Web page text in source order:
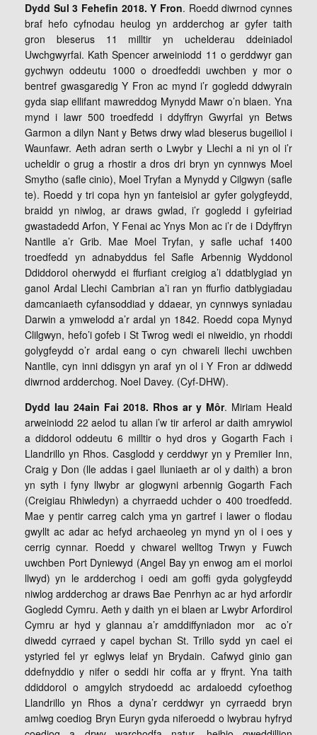
Dydd Sul 3 Fehefin 2018. Y Fron. Roedd diwrnod cynnes
braf hefo cyfnodau heulog yn ardderchog ar gyfer taith
gron bleserus 11 milltir yn uchelderau ddeiniadol
Uwchgwyrfai. Kath Spencer arweiniodd 11 o gerddwyr gan
gychwyn oddeutu 1000 o droedfeddi uwchben y mor o
bentref gwasgaredig Y Fron ac mynd i’r gogledd ddwyrain
gyda siap ellifant mawreddog Mynydd Mawr o’n blaen. Yna
mynd i lawr 500 troedfedd i ddyffryn Gwyrfai yn Betws
Garmon a dilyn Nant y Betws drwy wlad bleserus bugeiliol i
Waunfawr. Aeth adran serth o Lwybr y Llechi a ni yn ol i’r
ucheldir o grug a rhostir a dros dri bryn yn cynnwys Moel
Smytho (safle cinio), Moel Tryfan a Mynydd y Cilgwyn (safle
te). Roedd y tri copa hyn yn fanteisiol ar gyfer golygfeydd,
braidd yn niwlog, ar draws gwlad, i’r gogledd i gyfeiriad
gwastadedd Arfon, Y Fenai ac Ynys Mon ac i’r de i Ddyffryn
Nantlle a’r Grib. Mae Moel Tryfan, y safle uchaf 1400
troedfedd yn adnabyddus fel Safle Arbennig Wyddonol
Ddiddorol oherwydd ei ffurfiant creigiog a’i ddatblygiad yn
ganol Ardal Llechi Cambrian a’i ran yn ffurfio datblygiadau
damcaniaeth cyfansoddiad y ddaear, yn cynnwys syniadau
Darwin a ymwelodd a’r ardal yn 1842. Roedd copa Mynyd
Clilgwyn, hefo’i gofeb i St Twrog wedi ei niweidio, yn rhoddi
golygfeydd o’r ardal eang o cyn chwareli llechi uwchben
Nantlle, cyn inni ddisgyn yn araf yn ol i Y Fron ar ddiwedd
diwrnod ardderchog. Noel Davey. (Cyf-DHW).
Dydd Iau 24ain Fai 2018. Rhos ar y Môr. Miriam Heald
arweiniodd 22 aelod tu allan i’w tir arferol ar daith amrywiol
a diddorol oddeutu 6 milltir o hyd dros y Gogarth Fach i
Llandrillo yn Rhos. Casglodd y cerddwyr yn y Premiier Inn,
Craig y Don (lle addas i gael lluniaeth ar ol y daith) a bron
yn syth i fyny llwybr ar glogwyni arbennig Gogarth Fach
(Creigiau Rhiwledyn) a chyrraedd uchder o 400 troedfedd.
Mae y pentir carreg calch yma yn gartref i lawer o flodau
gwyllt ac adar ac hefyd archaeoleg yn mynd yn ol i oes y
cerrig cynnar. Roedd y chwarel welltog Trwyn y Fuwch
uwchben Port Dyniewyd (Angel Bay yn enwog am ei morloi
llwyd) yn le ardderchog i oedi am goffi gyda golygfeydd
niwlog ardderchog ar draws Bae Penrhyn ac ar hyd arfordir
Gogledd Cymru. Aeth y daith yn ei blaen ar Lwybr Arfordirol
Cymru ar hyd y glannau a’r amddiffyniadon mor ac o’r
diwedd cyrraed y capel bychan St. Trillo sydd yn cael ei
ystyried fel yr eglwys leiaf yn Brydain. Cafwyd ginio gan
ddefnyddio y nifer o seddi hir coffa ar y ffrynt. Yna taith
ddiddorol o amgylch strydoedd ac ardaloedd cyfoethog
Llandrillo yn Rhos a dyna’r cerddwyr yn cyrraedd bryn
amlwg coediog Bryn Euryn gyda niferoedd o lwybrau hyfryd